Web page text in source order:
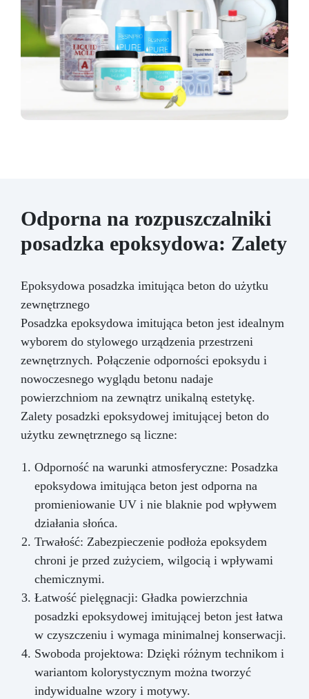
Odporna na rozpuszczalniki
posadzka epoksydowa: Zalety
Epoksydowa posadzka imitująca beton do użytku
zewnętrznego
Posadzka epoksydowa imitująca beton jest idealnym
wyborem do stylowego urządzenia przestrzeni
zewnętrznych. Połączenie odporności epoksydu i
nowoczesnego wyglądu betonu nadaje
powierzchniom na zewnątrz unikalną estetykę.
Zalety posadzki epoksydowej imitującej beton do
użytku zewnętrznego są liczne:
Odporność na warunki atmosferyczne: Posadzka
epoksydowa imitująca beton jest odporna na
promieniowanie UV i nie blaknie pod wpływem
działania słońca.
Trwałość: Zabezpieczenie podłoża epoksydem
chroni je przed zużyciem, wilgocią i wpływami
chemicznymi.
Łatwość pielęgnacji: Gładka powierzchnia
posadzki epoksydowej imitującej beton jest łatwa
w czyszczeniu i wymaga minimalnej konserwacji.
Swoboda projektowa: Dzięki różnym technikom i
wariantom kolorystycznym można tworzyć
indywidualne wzory i motywy.